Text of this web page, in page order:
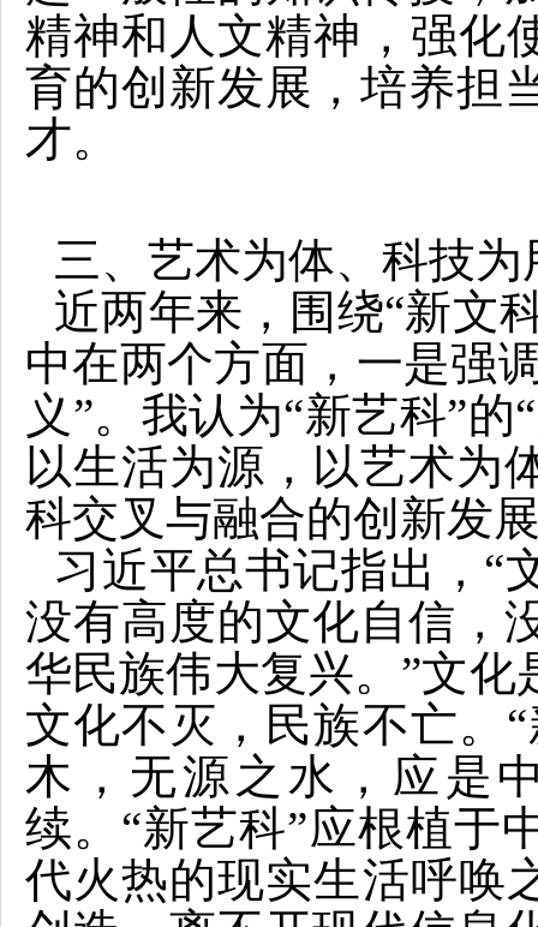
精神和人文精神，强化
育的创新发展，培养担
才。
三、艺术为体、科技为
近两年来，围绕“新文
中在两个方面，一是强
义”。我认为“新艺科”
以生活为源，以艺术为
科交叉与融合的创新发
习近平总书记指出，“
没有高度的文化自信，
华民族伟大复兴。”文
文化不灭，民族不亡。
木，无源之水，应是
续。“新艺科”应根植于
代火热的现实生活呼唤